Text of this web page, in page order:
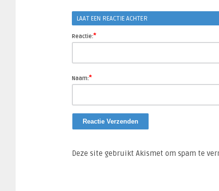
LAAT EEN REACTIE ACHTER
Reactie:*
Naam:*
Deze site gebruikt Akismet om spam te